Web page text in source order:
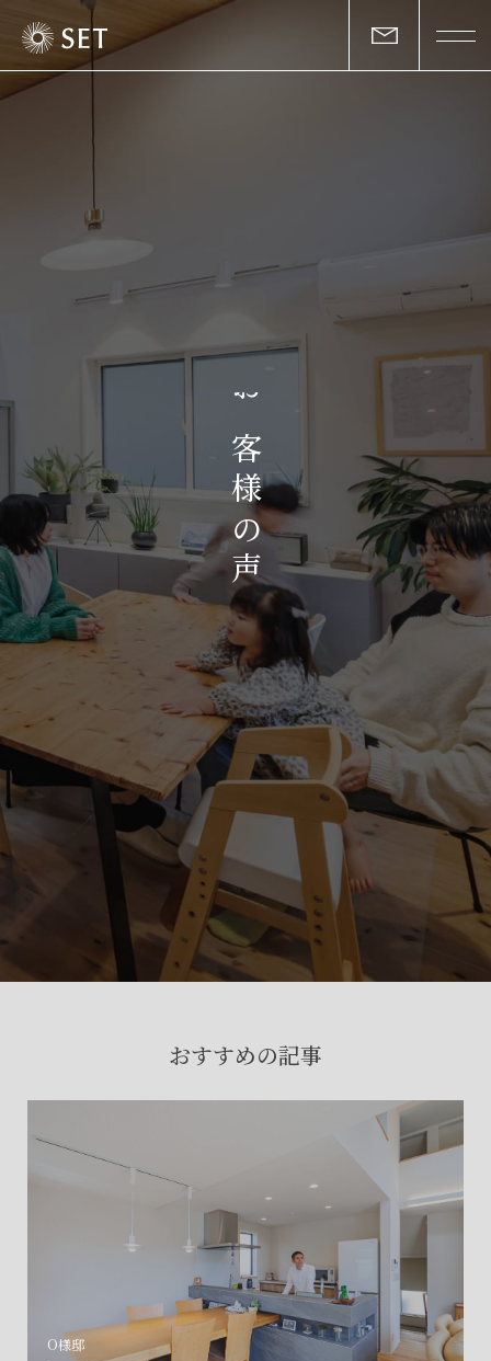
お
客
様
の
声
おすすめの記事
O様邸
物件一覧
お客様の声
お知らせ・イベント
会社概要・アクセス
スタッフ紹介
プライバシーポリシー
賃貸管理サイトはこちら
会社に関することや物件についての
お問い合わせはこちらから
ご相談はこちら